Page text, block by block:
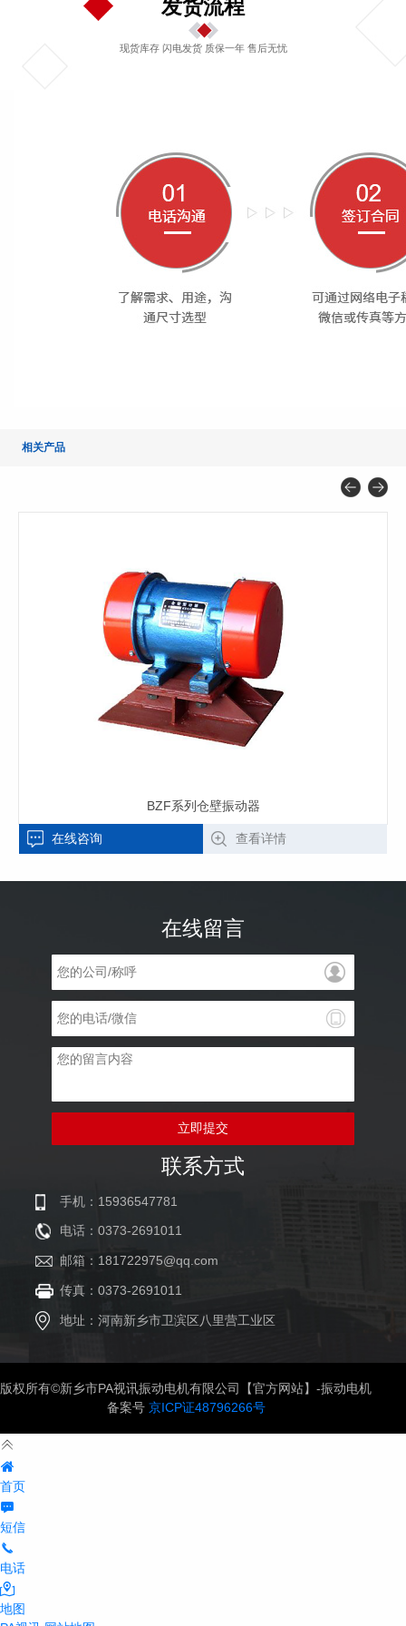
发货流程
现货库存 闪电发货 质保一年 售后无忧
相关产品
XV系列仓壁振动器
在线咨询 查看详情
在线留言
立即提交
联系方式
手机：15936547781
电话：0373-2691011
邮箱：181722975@qq.com
传真：0373-2691011
地址：河南新乡市卫滨区八里营工业区
版权所有©新乡市PA视讯振动电机有限公司【官方网站】-振动电机
备案号 京ICP证48796266号
首页
短信
电话
地图